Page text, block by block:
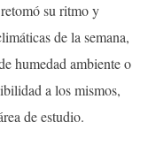
su ritmo y
de la semana,
humedad ambiente o
a los mismos,
de estudio.